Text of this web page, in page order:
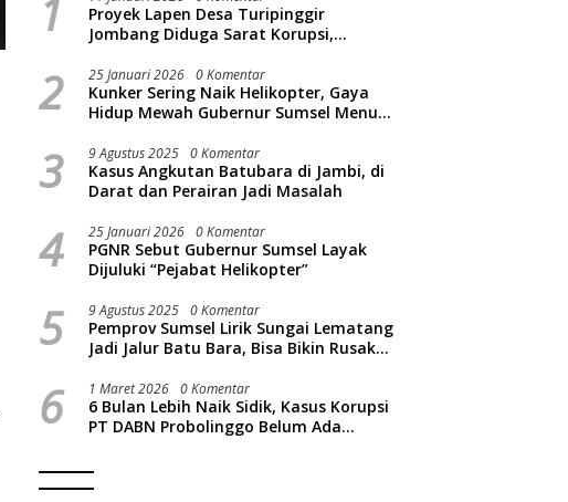
1
Proyek Lapen Desa Turipinggir
Jombang Diduga Sarat Korupsi,
2 25 Januari 2026 0 Komentar
Kunker Sering Naik Helikopter, Gaya
Hidup Mewah Gubernur Sumsel Menuai
3 9 Agustus 2025 0 Komentar
Kasus Angkutan Batubara di Jambi, di
Darat dan Perairan Jadi Masalah
4 25 Januari 2026 0 Komentar
PGNR Sebut Gubernur Sumsel Layak
Dijuluki “Pejabat Helikopter”
5 9 Agustus 2025 0 Komentar
Pemprov Sumsel Lirik Sungai Lematang
Jadi Jalur Batu Bara, Bisa Bikin Rusak
6 1 Maret 2026 0 Komentar
6 Bulan Lebih Naik Sidik, Kasus Korupsi
PT DABN Probolinggo Belum Ada